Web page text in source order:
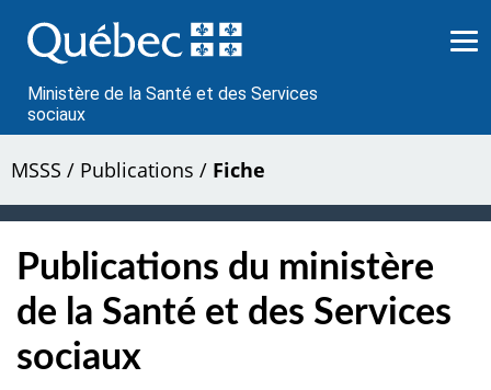
au
contenu
Ministère de la Santé et des Services
sociaux
MSSS / Publications / Fiche
Publications du ministère
de la Santé et des Services
sociaux